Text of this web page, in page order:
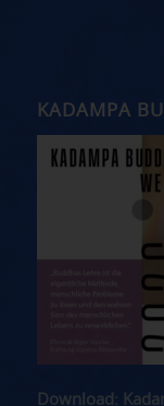
KADAMPA
Download: